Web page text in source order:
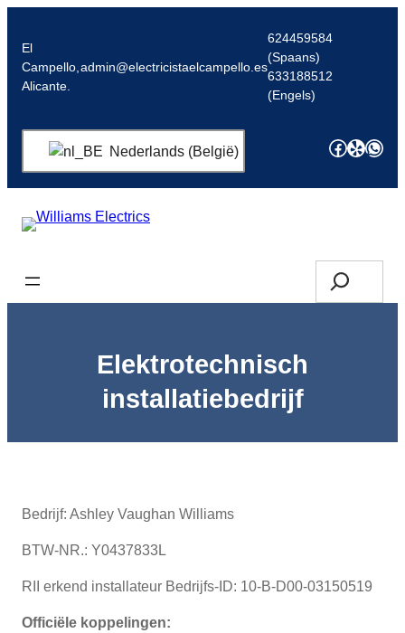
inhoud
El
Campello,
Alicante.
admin@electricistaelcampello.es
624459584
(Spaans)
633188512
(Engels)
Nederlands (België) Yelp
Zoek
op
Elektrotechnisch
installatiebedrijf
Bedrijf: Ashley Vaughan Williams
BTW-NR.: Y0437833L
RII erkend installateur Bedrijfs-ID: 10-B-D00-03150519
Officiële koppelingen: